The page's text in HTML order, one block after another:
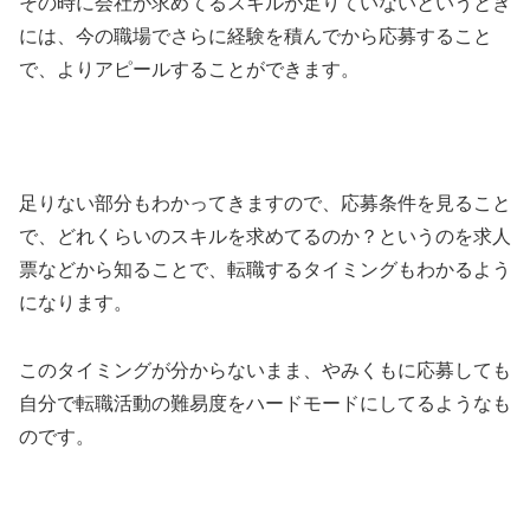
には、今の職場でさらに経験を積んでから応募すること
で、よりアピールすることができます。
足りない部分もわかってきますので、応募条件を見ること
で、どれくらいのスキルを求めてるのか？というのを求人
票などから知ることで、転職するタイミングもわかるよう
になります。
このタイミングが分からないまま、やみくもに応募しても
自分で転職活動の難易度をハードモードにしてるようなも
のです。